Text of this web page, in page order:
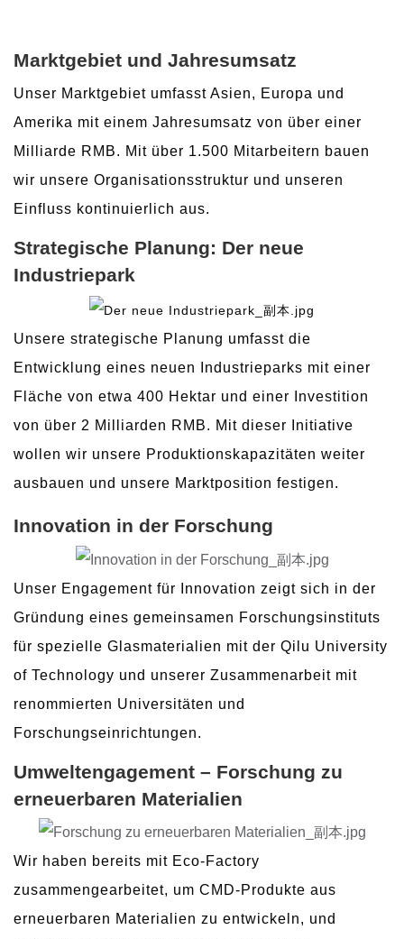
Marktgebiet und Jahresumsatz
Unser Marktgebiet umfasst Asien, Europa und
Amerika mit einem Jahresumsatz von über einer
Milliarde RMB. Mit über 1.500 Mitarbeitern bauen
wir unsere Organisationsstruktur und unseren
Einfluss kontinuierlich aus.
Strategische Planung: Der neue
Industriepark
Unsere strategische Planung umfasst die
Entwicklung eines neuen Industrieparks mit einer
Fläche von etwa 400 Hektar und einer Investition
von über 2 Milliarden RMB. Mit dieser Initiative
wollen wir unsere Produktionskapazitäten weiter
ausbauen und unsere Marktposition festigen.
Innovation in der Forschung
Unser Engagement für Innovation zeigt sich in der
Gründung eines gemeinsamen Forschungsinstituts
für spezielle Glasmaterialien mit der Qilu University
of Technology und unserer Zusammenarbeit mit
renommierten Universitäten und
Forschungseinrichtungen.
Umweltengagement – ​​Forschung zu
erneuerbaren Materialien
Wir haben bereits mit Eco-Factory
zusammengearbeitet, um CMD-Produkte aus
erneuerbaren Materialien zu entwickeln, und